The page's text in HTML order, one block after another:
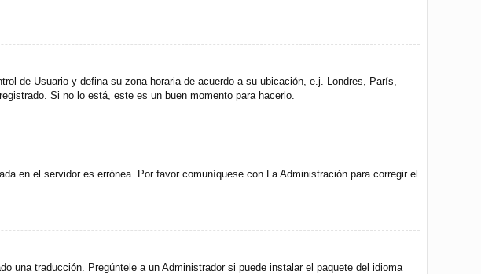
de Usuario y defina su zona horaria de acuerdo a su ubicación, e.j. Londres, París,
Si no lo está, este es un buen momento para hacerlo.
en el servidor es errónea. Por favor comuníquese con La Administración para corregir el
una traducción. Pregúntele a un Administrador si puede instalar el paquete del idioma